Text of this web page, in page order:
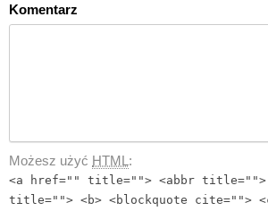
Komentarz
Możesz użyć HTML :
<a href="" title=""> <abbr title="">
title=""> <b> <blockquote cite="">